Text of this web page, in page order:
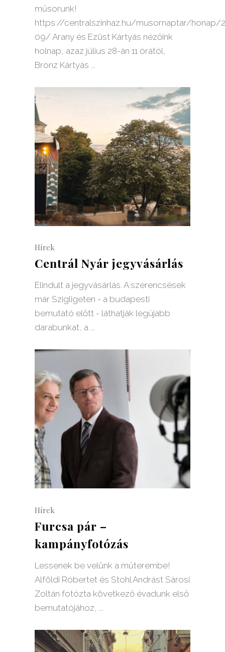
műsorunk!
https://centralszinhaz.hu/musornaptar/honap/
09/ Arany és Ezüst Kártyás nézőink
holnap, azaz július 28-án 11 órától,
Bronz Kártyás
Hírek
Centrál Nyár jegyvásárlás
Elindult a jegyvásárlás. A szerencsések
már Szigligeten - a budapesti
bemutató előtt - láthatják legújabb
darabunkat, a
Hírek
Furcsa pár –
kampányfotózás
Lessenek be velünk a műterembe!
Alföldi Róbertet és Stohl Andrást Sárosi
Zoltán fotózta következő évadunk első
bemutatójához,